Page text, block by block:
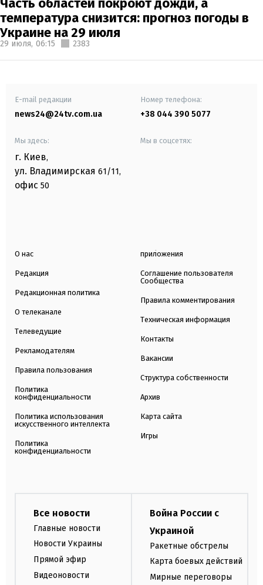
температура снизится: прогноз погоды в
Украине на 29 июля
29 июля, 06:15 2383
E-mail редакции
news24@24tv.com.ua
Номер телефона:
+38 044 390 5077
Мы здесь:
г. Киев,
ул. Владимирская 61/11,
офис 50
Мы в соцсетях:
О нас
Редакция
Редакционная политика
О телеканале
Телеведущие
Рекламодателям
Правила пользования
Политика
конфиденциальности
Политика использования
искусственного интеллекта
Политика
конфиденциальности
приложения
Соглашение пользователя
Сообщества
Правила комментирования
Техническая информация
Контакты
Вакансии
Структура собственности
Архив
Карта сайта
Игры
Все новости
Главные новости
Новости Украины
Прямой эфир
Видеоновости
Война России с
Украиной
Ракетные обстрелы
Карта боевых действий
Мирные переговоры